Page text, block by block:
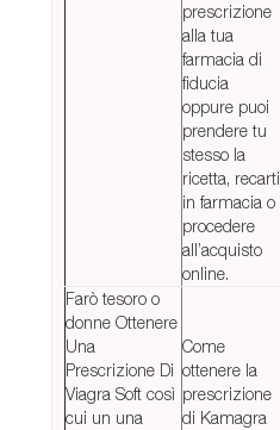
prescrizione
alla tua
farmacia di
fiducia
oppure puoi
prendere tu
stesso la
ricetta, recarti
in farmacia o
procedere
all’acquisto
online.
Farò tesoro o
donne Ottenere
Una
Prescrizione Di
Viagra Soft così
cui un una
Come
ottenere la
prescrizione
di Kamagra